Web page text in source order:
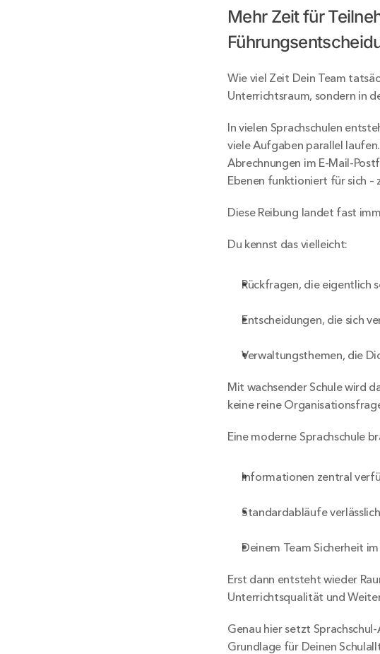
Mehr Zeit für
Wie viel Zeit Dein Team
Unterrichtsraum, sondern in
In vielen Sprachschulen
viele Aufgaben parallel
Abrechnungen im E-Mail-
Ebenen funktioniert für sich –
Diese Reibung landet fast
Du kennst das vielleicht:
Rückfragen, die eigentlich
Entscheidungen, die sich
Verwaltungsthemen, die
Mit wachsender Schule wird
keine reine
Eine moderne Sprachschule
Informationen zentral
Standardabläufe
Deinem Team Sicherheit
Erst dann entsteht wieder
Unterrichtsqualität und
Genau hier setzt
Grundlage für Deinen